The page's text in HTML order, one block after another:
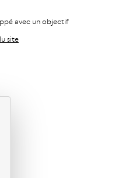
avec un objectif
site